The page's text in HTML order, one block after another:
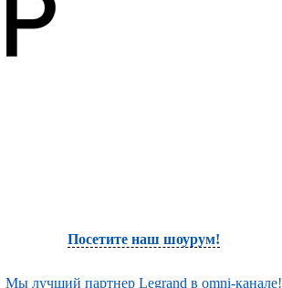
Посетите наш шоурум!
Мы лучший партнер Legrand в omni-канале!